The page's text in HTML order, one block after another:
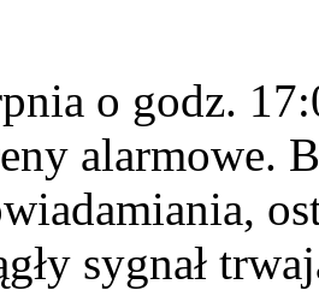
o godz.
alarmowe.
sygnał